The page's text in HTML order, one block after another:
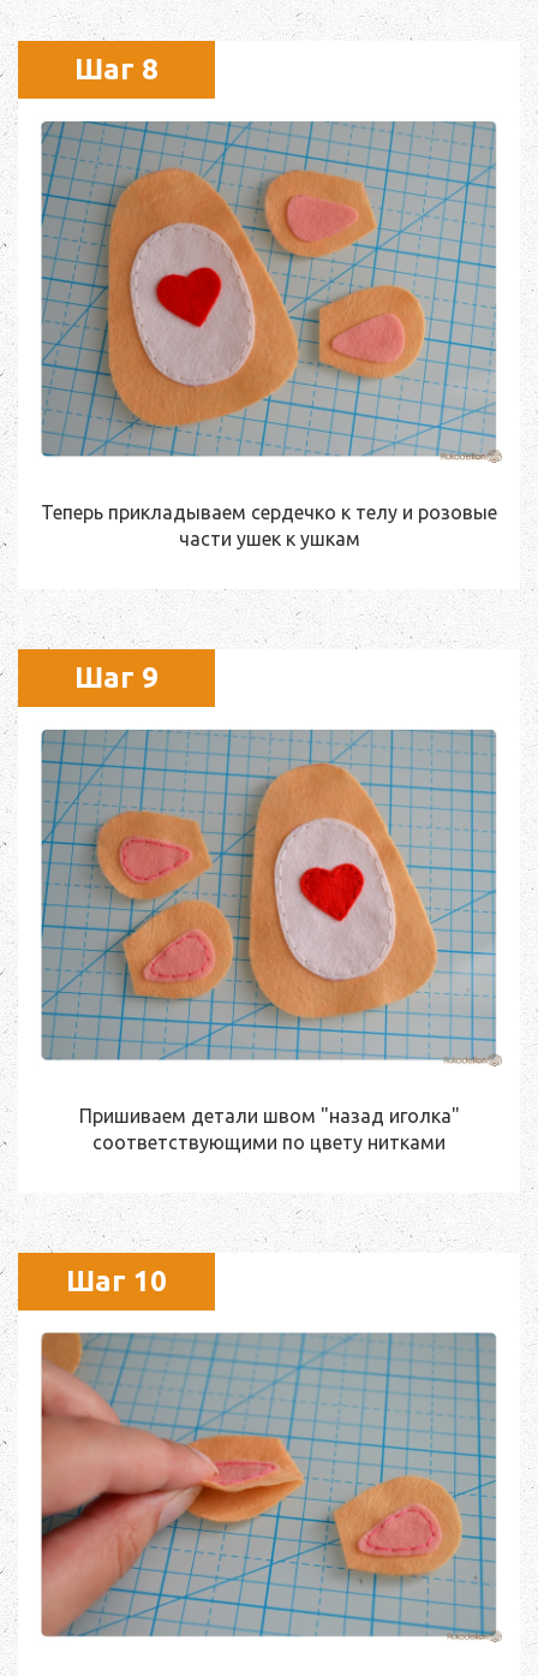
Шаг 8
Теперь прикладываем сердечко к телу и розовые
части ушек к ушкам
Шаг 9
Пришиваем детали швом "назад иголка"
соответствующими по цвету нитками
Шаг 10